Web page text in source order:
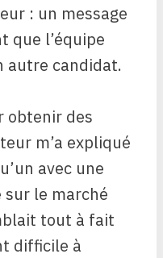
: un message
que l’équipe
autre candidat.
obtenir des
m’a expliqué
avec une
sur le marché
tout à fait
difficile à